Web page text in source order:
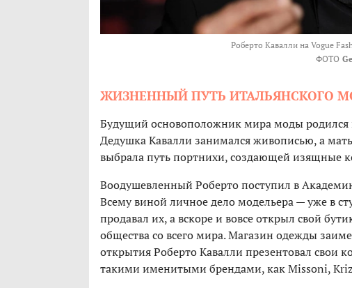
Роберто Кавалли на Vogue
ФОТО
ЖИЗНЕННЫЙ ПУТЬ ИТАЛЬЯНСКОГО
Будущий основоположник мира моды родился
Дедушка Кавалли занимался живописью, а
выбрала путь портнихи, создающей изящные
Воодушевленный Роберто поступил в
Всему виной личное дело модельера — уже в
продавал их, а вскоре и вовсе открыл свой
общества со всего мира. Магазин одежды
открытия Роберто Кавалли презентовал свои
такими именитыми брендами, как Missoni,